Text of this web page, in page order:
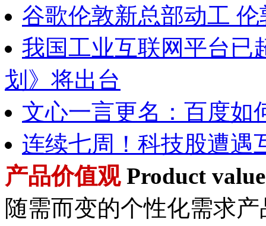
谷歌伦敦新总部动工
我国工业互联网平台已
划》将出台
文心一言更名：百度如
连续七周！科技股遭遇
产品价值观Product
随需而变的个性化需求